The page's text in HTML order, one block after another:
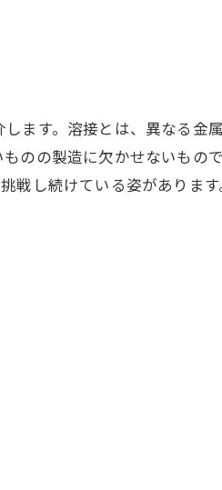
ます。溶接とは、異なる金
のの製造に欠かせないもの
戦し続けている姿があります